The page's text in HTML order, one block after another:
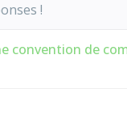
!
convention de